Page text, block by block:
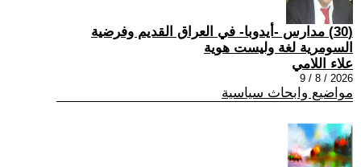
(30) مدارس -أيدوبا- في العراق القديم وفرضية
السومرية لغة وليست هوية
علاء اللامي
2026 / 8 / 9
مواضيع وابحاث سياسية